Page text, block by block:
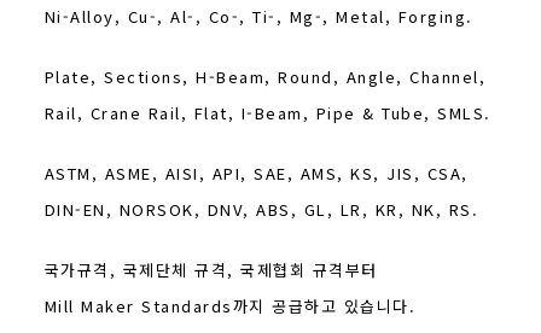
Ni-Alloy, Cu-, Al-, Co-, Ti-, Mg-, Metal, Forging.
Plate, Sections, H-Beam, Round, Angle, Channel,
Rail, Crane Rail, Flat, I-Beam, Pipe & Tube, SMLS.
ASTM, ASME, AISI, API, SAE, AMS, KS, JIS, CSA,
DIN-EN, NORSOK, DNV, ABS, GL, LR, KR, NK, RS.
국가규격, 국제단체 규격, 국제협회 규격부터
Mill Maker Standards까지 공급하고 있습니다.